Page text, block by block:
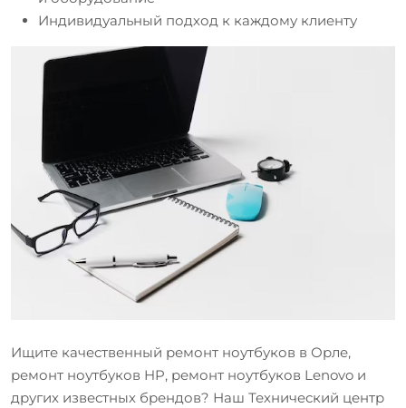
Индивидуальный подход к каждому клиенту
Ищите качественный ремонт ноутбуков в Орле,
ремонт ноутбуков HP, ремонт ноутбуков Lenovo и
других известных брендов? Наш Технический центр